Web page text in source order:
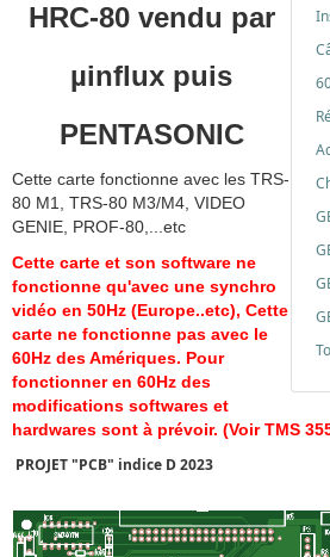
HRC-80 vendu par
µinflux puis
PENTASONIC
Cette carte fonctionne avec les TRS-
80 M1, TRS-80 M3/M4, VIDEO
GENIE, PROF-80,...etc
Cette carte et son software ne
fonctionne qu'avec une synchro
vidéo en 50Hz (Europe..etc), Cette
carte ne fonctionne pas avec le
60Hz des Amériques. Pour
fonctionner en 60Hz des
modifications softwares et
hardwares sont à prévoir. (Voir TMS
PROJET "PCB" indice D 2023